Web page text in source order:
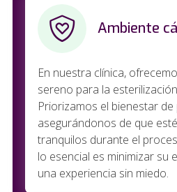
Ambiente
En nuestra clínica,
sereno para la
Priorizamos el bienestar
asegurándonos de que
tranquilos durante el
lo esencial es minimizar su
una experiencia sin miedo.